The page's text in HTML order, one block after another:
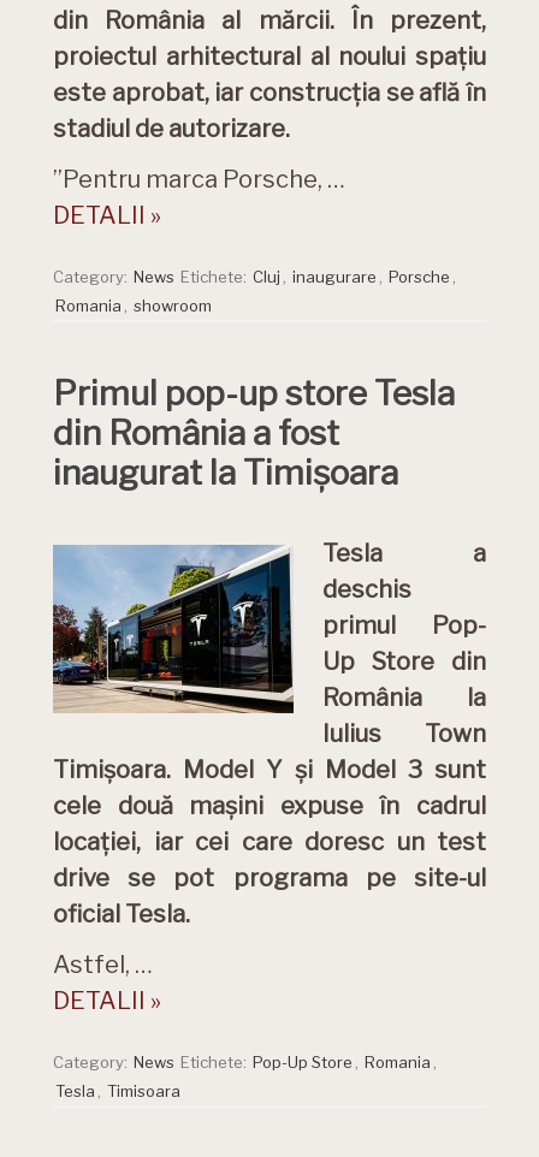
din România al mărcii. În prezent,
proiectul arhitectural al noului spațiu
este aprobat, iar construcția se află în
stadiul de autorizare.
”Pentru marca Porsche, …
DETALII »
Category: News Etichete: Cluj inaugurare Porsche
Romania
showroom
Primul pop-up store Tesla
din România a fost
inaugurat la Timișoara
Tesla a
deschis
primul Pop-
Up Store din
România la
Iulius Town
Timișoara. Model Y și Model 3 sunt
cele două mașini expuse în cadrul
locației, iar cei care doresc un test
drive se pot programa pe site-ul
oficial Tesla.
Astfel, …
DETALII »
Category: News Etichete: Pop-Up Store Romania
Tesla
Timisoara